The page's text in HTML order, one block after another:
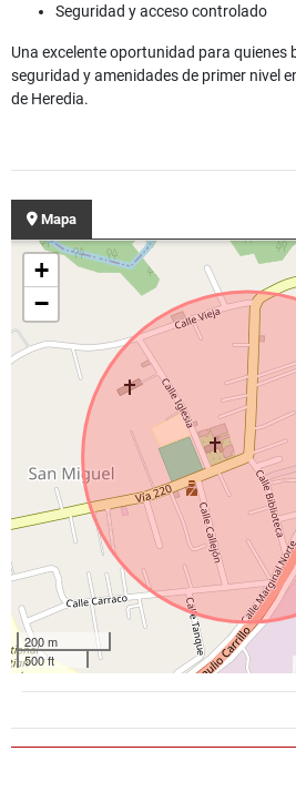
Seguridad y acceso controlado
Una excelente oportunidad para quienes
seguridad y amenidades de primer nivel
de Heredia.
Mapa
+
−
200 m
500 ft